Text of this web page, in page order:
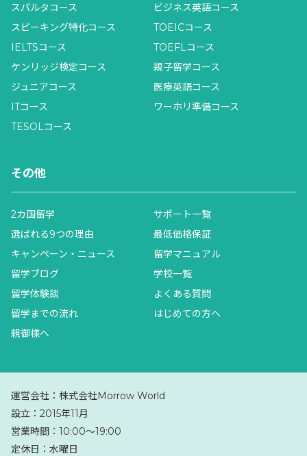
スパルタコース
ビジネス英語コース
スピーキング特化コース
TOEICコース
IELTSコース
TOEFLコース
ケンリッジ検定コース
親子留学コース
ジュニアコース
医療英語コース
ITコース
ワーホリ準備コース
TESOLコース
その他
2カ国留学
サポート一覧
選ばれる9つの理由
最低価格保証
キャンペーン・ニュース
留学マニュアル
留学ブログ
学校一覧
留学体験談
よくある質問
留学までの流れ
はじめての方へ
親御様へ
運営会社： 株式会社Morrow World
設立： 2015年11月
営業時間： 10:00〜19:00
定休日： 水曜日